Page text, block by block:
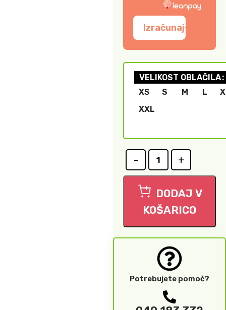
Izračunaj
VELIKOST OBLAČILA
XS
S M L
XXL
DODAJ V
KOŠARICO
Potrebujete pomoč?